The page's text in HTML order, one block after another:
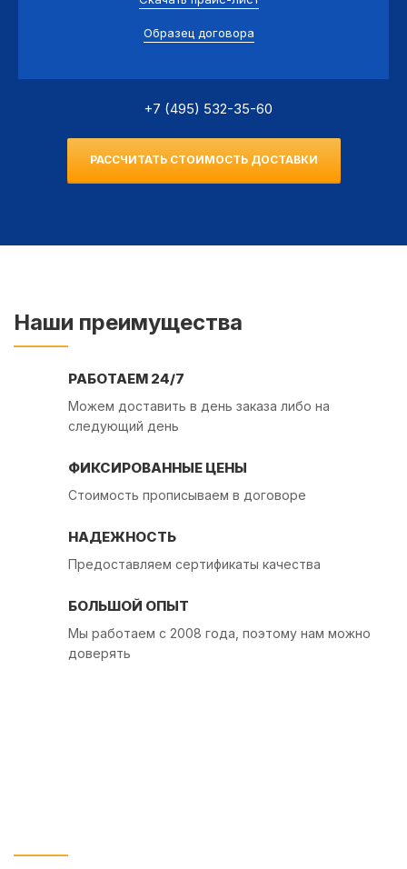
Образец договора
+7 (495) 532-35-60
РАССЧИТАТЬ СТОИМОСТЬ ДОСТАВКИ
Наши преимущества
РАБОТАЕМ 24/7
Можем доставить в день заказа либо на
следующий день
ФИКСИРОВАННЫЕ ЦЕНЫ
Стоимость прописываем в договоре
НАДЕЖНОСТЬ
Предоставляем сертификаты качества
БОЛЬШОЙ ОПЫТ
Мы работаем с 2008 года, поэтому нам можно
доверять